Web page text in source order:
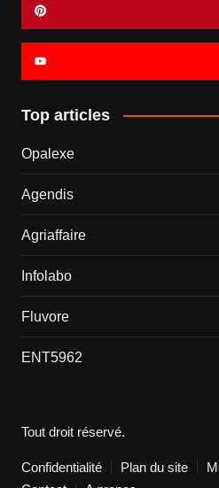
Top articles
Opalexe
Agendis
Agriaffaire
Infolabo
Fluvore
ENT5962
Tout droit réservé.
Confidentialité Plan du site